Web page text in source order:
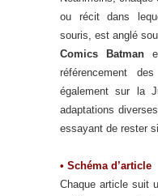
ou récit dans
souris, est anglé
Comics Batman
référencement
également sur la
adaptations
essayant de rester
• Schéma d’article
Chaque article suit